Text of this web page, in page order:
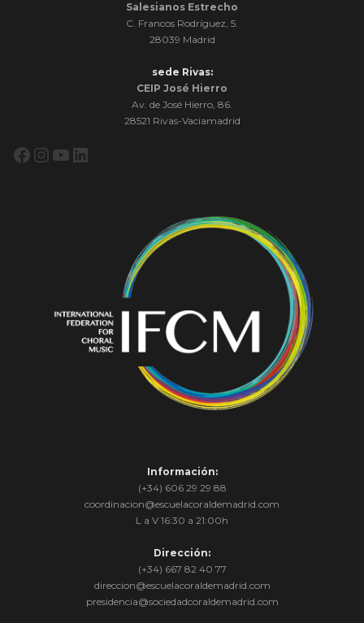
Salesianos Estrecho
C. Francos Rodríguez, 5.
28039 Madrid
sede Rivas:
CEIP José Hierro
Av. de José Hierro, 86.
28521 Rivas-Vaciamadrid
Facebook
Instagram
YouTube
LinkedIn
Información:
(+34) 606 29 29 88
coordinacion@escuelacoraldemadrid.com
L a V 16:30 a 21:00h
Dirección:
(+34) 667 82 40 77
direccion@escuelacoraldemadrid.com
presidencia@sociedadcoraldemadrid.com